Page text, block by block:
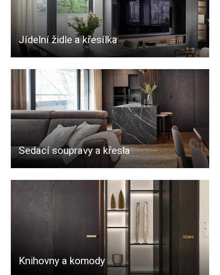
Jídelní židle a křesílka
Sedací soupravy a křesla
Knihovny a komody